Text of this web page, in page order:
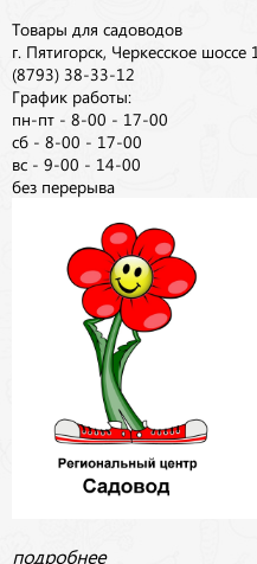
Товары для садоводов
г. Пятигорск, Черкесское шоссе 1
(8793) 38-33-12
График работы:
пн-пт - 8-00 - 17-00
сб - 8-00 - 17-00
вс - 9-00 - 14-00
без перерыва
подробнее